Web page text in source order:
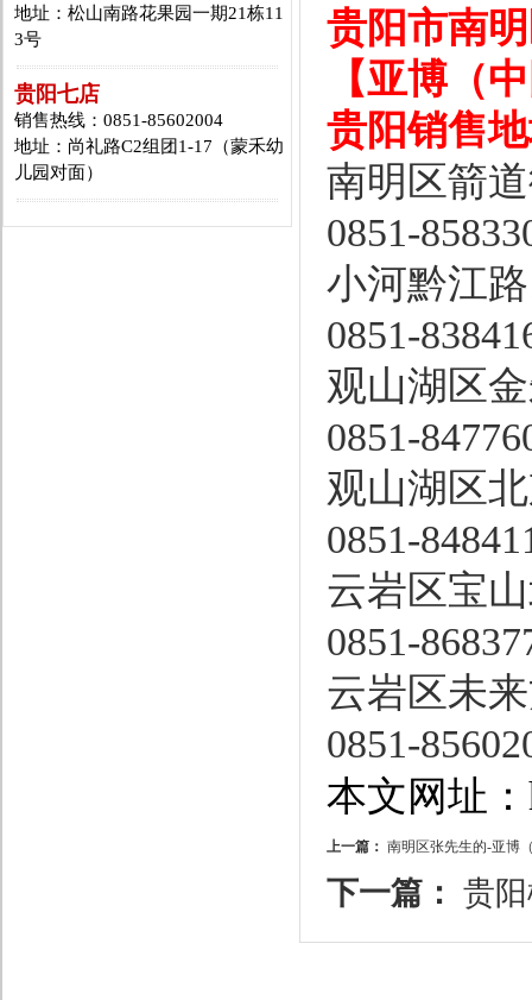
地址：松山南路花果园一期21栋11
3号
贵阳七店
销售热线：0851-85602004
地址：尚礼路C2组团1-17（蒙禾幼
儿园对面）
贵阳市南
【亚博（
贵阳销售
南明区箭
0851-
小河黔江
0851-
观山湖区
0851-
观山湖区
0851-
云岩区宝
0851-
云岩区未
0851-
本文网址：
上一篇： 南明区张先生的-亚博
下一篇： 贵